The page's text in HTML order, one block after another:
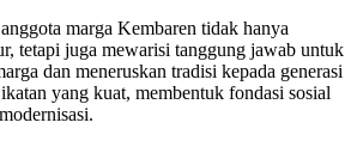
marga Kembaren tidak hanya
tetapi juga mewarisi tanggung jawab untuk
dan meneruskan tradisi kepada generasi
yang kuat, membentuk fondasi sosial